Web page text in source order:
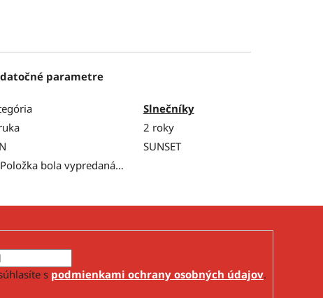
parametre
Slnečníky
2 roky
SUNSET
Položka bola vypredaná…
s podmienkami ochrany osobných údajov.